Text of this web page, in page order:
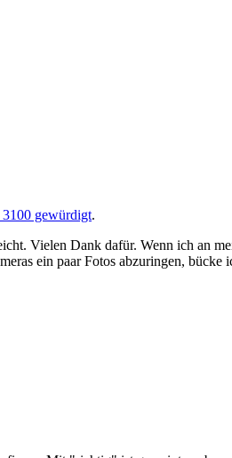
gewürdigt.
Vielen Dank dafür. Wenn ich an
ein paar Fotos abzuringen,